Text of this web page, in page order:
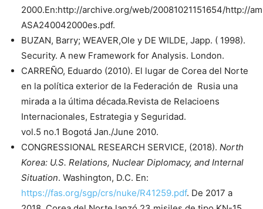
2000.En:http://archive.org/web/20081021151654/http://
ASA240042000es.pdf.
BUZAN, Barry; WEAVER,Ole y DE WILDE, Japp. ( 1998).
Security. A new Framework for Analysis. London.
CARREÑO, Eduardo (2010). El lugar de Corea del Norte
en la política exterior de la Federación de Rusia una
mirada a la última década.Revista de Relacioens
Internacionales, Estrategia y Seguridad.
vol.5 no.1 Bogotá Jan./June 2010.
CONGRESSIONAL RESEARCH SERVICE, (2018). North
Korea: U.S. Relations, Nuclear Diplomacy, and Internal
Situation. Washington, D.C. En:
https://fas.org/sgp/crs/nuke/R41259.pdf. De 2017 a